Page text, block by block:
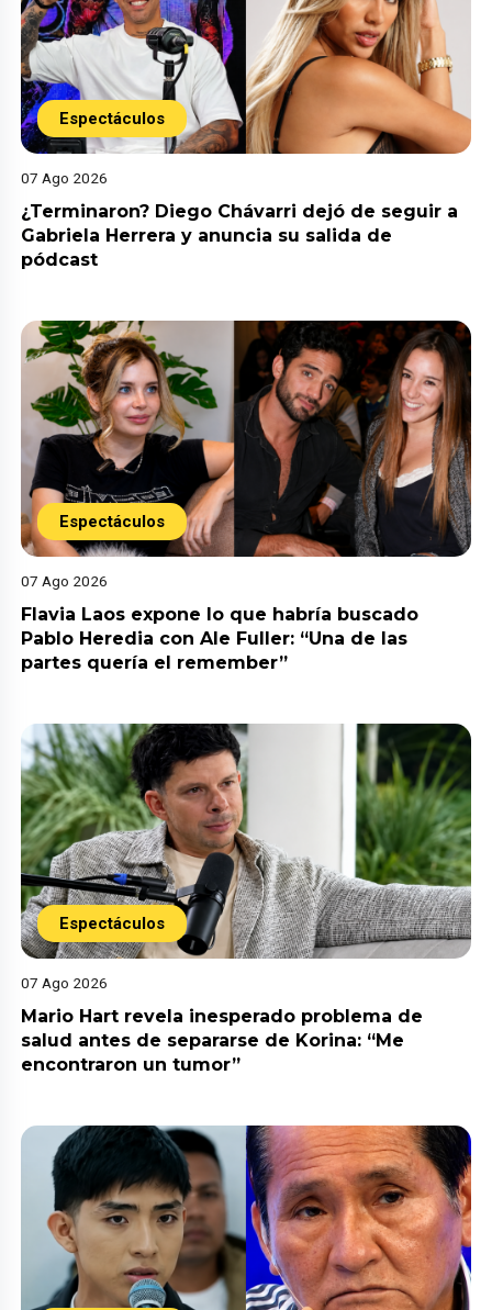
Espectáculos
07 Ago 2026
¿Terminaron? Diego Chávarri dejó de seguir a
Gabriela Herrera y anuncia su salida de
pódcast
Espectáculos
07 Ago 2026
Flavia Laos expone lo que habría buscado
Pablo Heredia con Ale Fuller: “Una de las
partes quería el remember”
Espectáculos
07 Ago 2026
Mario Hart revela inesperado problema de
salud antes de separarse de Korina: “Me
encontraron un tumor”